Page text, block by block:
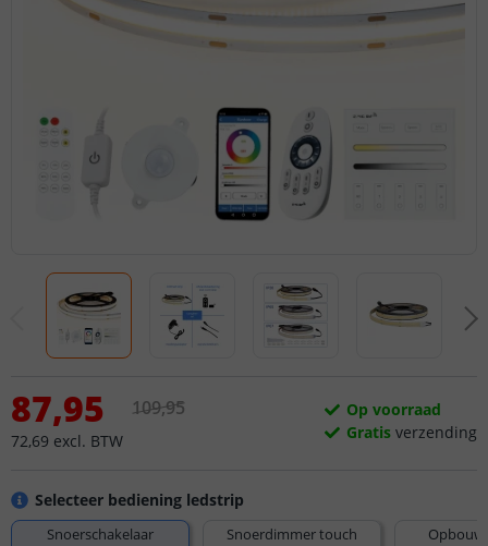
Selecteer bediening ledstrip
Snoerschakelaar Snoerdimmer touch
87,95
72,69 excl. BTW
109,95
Op voorraad
Gratis verzending